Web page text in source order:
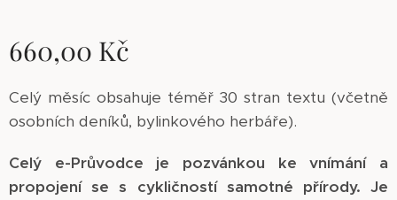
660,00 Kč
Celý měsíc obsahuje téměř 30 stran textu (včetně
osobních deníků, bylinkového herbáře).
Celý e-Průvodce je pozvánkou ke vnímání a
propojení se s cykličností samotné přírody. Je